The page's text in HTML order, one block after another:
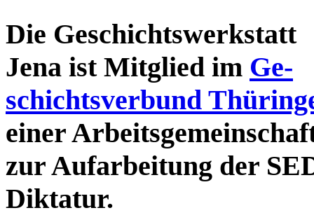
Die Geschichtswerkstatt
Jena ist Mitglied im Ge-
schichtsverbund
einer
zur Aufarbeitung der
Diktatur.